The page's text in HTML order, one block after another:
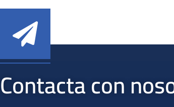
Contacta con